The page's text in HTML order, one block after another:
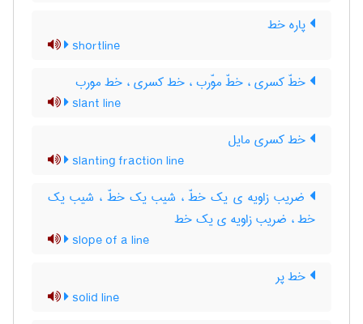
پاره خط
shortline
خطّ کسری ، خطّ موّرب ، خط کسری ، خط مورب
slant line
خط کسری مایل
slanting fraction line
ضریب زاویه ی یک خطّ ، شیب یک خطّ ، شیب یک
خط ، ضریب زاویه ی یک خط
slope of a line
خط پر
solid line